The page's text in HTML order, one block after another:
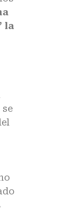
la